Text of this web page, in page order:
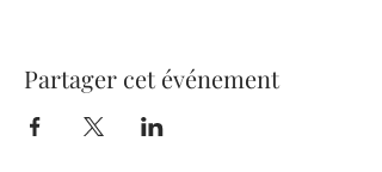
Partager cet événement